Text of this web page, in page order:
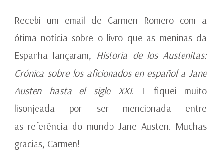
ROMERO
Recebi um email de Carmen Romero com a
ótima notícia sobre o livro que as meninas da
Espanha lançaram, Historia de los Austenitas:
Crónica sobre los aficionados en español a Jane
Austen hasta el siglo XXI. E fiquei muito
lisonjeada por ser mencionada entre
as referência do mundo Jane Austen. Muchas
gracias, Carmen!